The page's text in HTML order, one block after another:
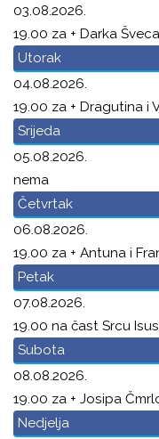
03.08.2026.
19.00 za + Darka Šveca
Utorak
04.08.2026.
19.00 za + Dragutina i
Srijeda
05.08.2026.
nema
Četvrtak
06.08.2026.
19.00 za + Antuna i
Petak
07.08.2026.
19.00 na čast Srcu
Subota
08.08.2026.
19.00 za + Josipa
Nedjelja